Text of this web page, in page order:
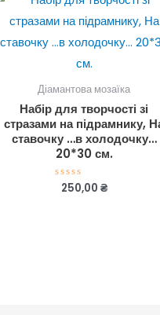
Діамантова мозаїка
Набір для творчості зі
стразами на підрамнику,
ставочку …в холодочку…
20*30 см.
Оцінено
250,00 ₴